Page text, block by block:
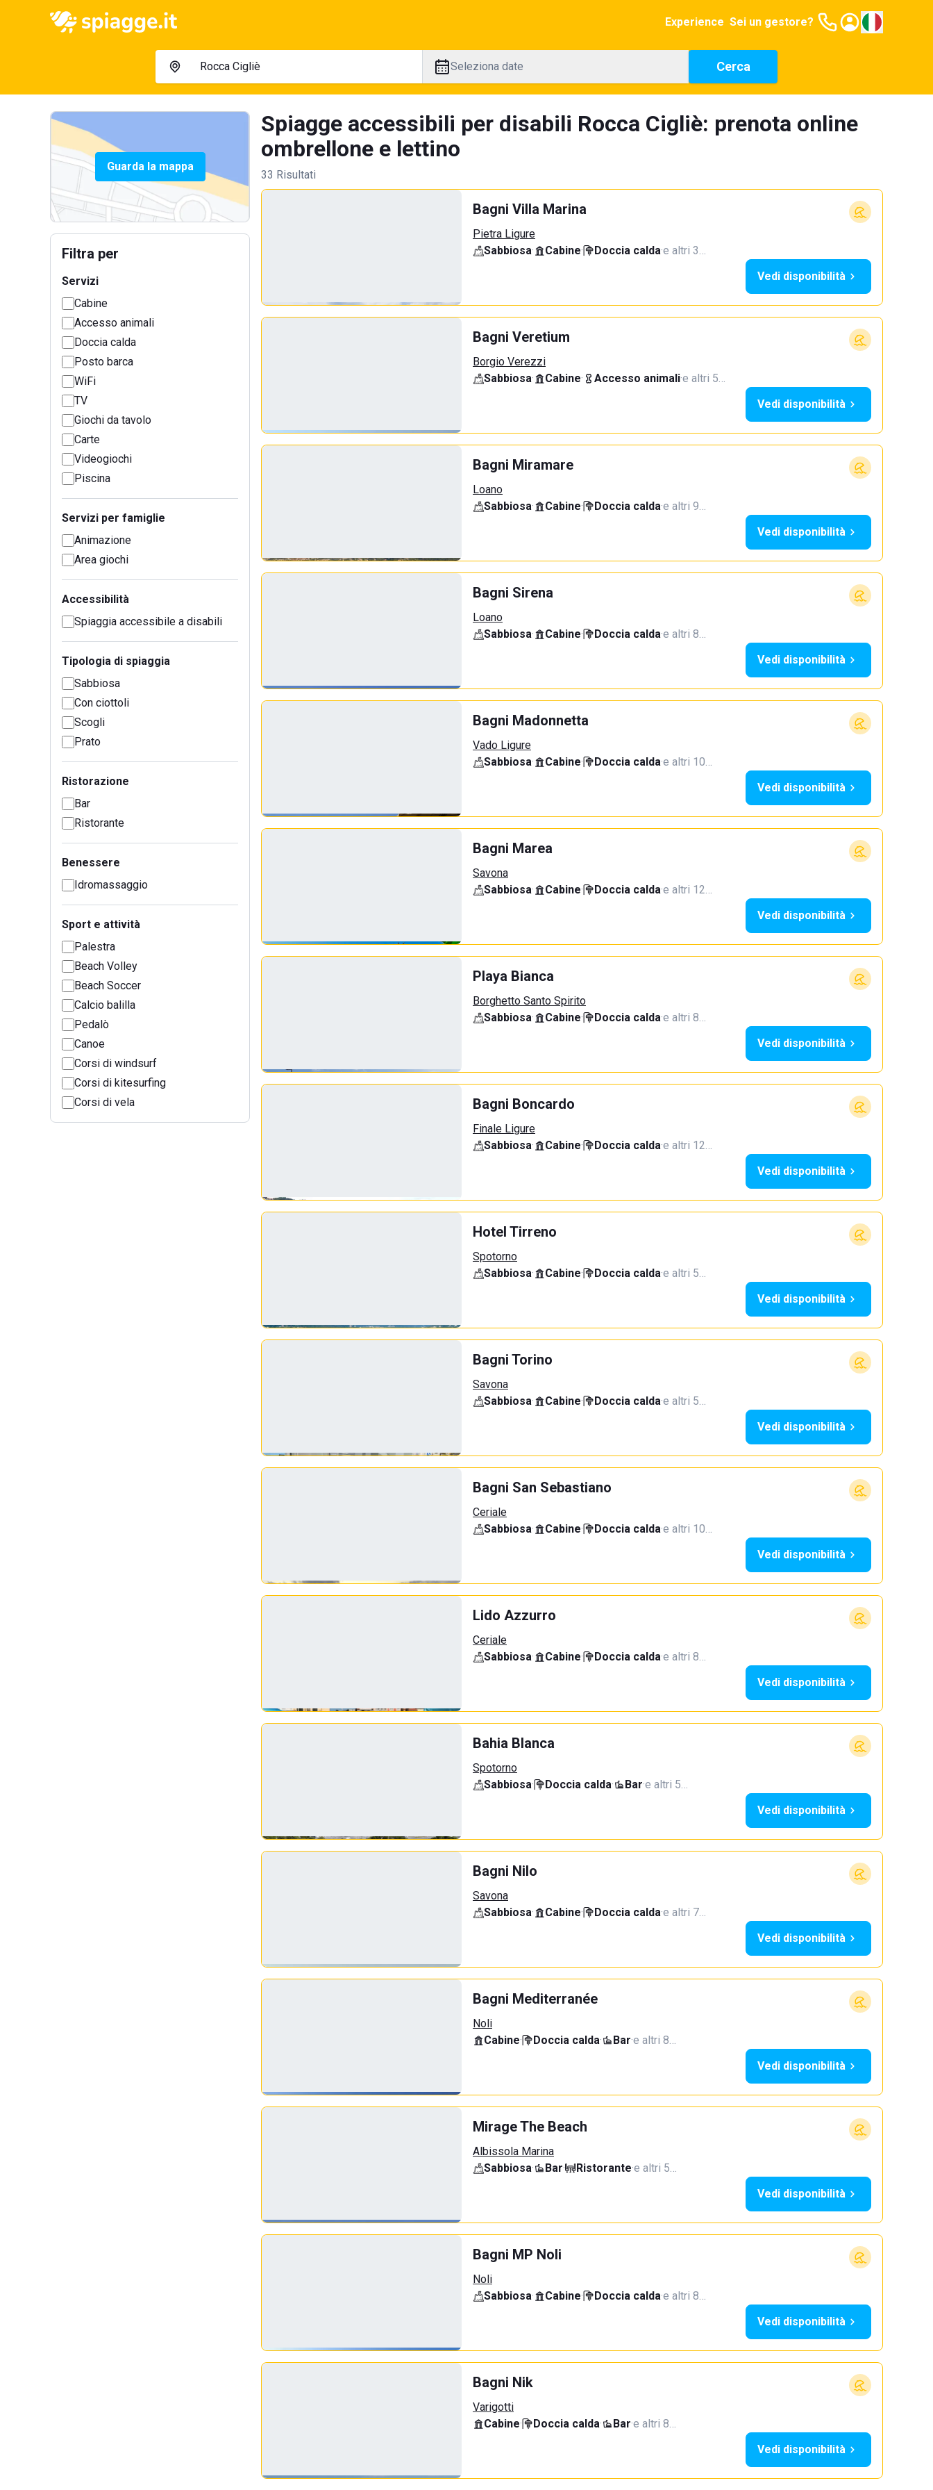
Experience Sei un gestore?
Seleziona date Cerca
Guarda la mappa
Filtra per
Servizi
Cabine
Accesso animali
Doccia calda
Posto barca
WiFi
TV
Giochi da tavolo
Carte
Videogiochi
Piscina
Servizi per famiglie
Animazione
Area giochi
Accessibilità
Spiaggia accessibile a disabili
Tipologia di spiaggia
Sabbiosa
Con ciottoli
Scogli
Prato
Ristorazione
Bar
Ristorante
Benessere
Idromassaggio
Sport e attività
Palestra
Beach Volley
Beach Soccer
Calcio balilla
Pedalò
Canoe
Corsi di windsurf
Corsi di kitesurfing
Corsi di vela
Spiagge accessibili per disabili Rocca Cigliè: prenota online
ombrellone e lettino
33 Risultati
Bagni Villa Marina
Pietra Ligure
Sabbiosa· Cabine· Doccia calda·e altri 3…
Vedi disponibilità
Bagni Veretium
Borgio Verezzi
Sabbiosa· Cabine· Accesso animali·e altri 5…
Vedi disponibilità
Bagni Miramare
Loano
Sabbiosa· Cabine· Doccia calda·e altri 9…
Vedi disponibilità
Bagni Sirena
Loano
Sabbiosa· Cabine· Doccia calda·e altri 8…
Vedi disponibilità
Bagni Madonnetta
Vado Ligure
Sabbiosa· Cabine· Doccia calda·e altri 10…
Vedi disponibilità
Bagni Marea
Savona
Sabbiosa· Cabine· Doccia calda·e altri 12…
Vedi disponibilità
Playa Bianca
Borghetto Santo Spirito
Sabbiosa· Cabine· Doccia calda·e altri 8…
Vedi disponibilità
Bagni Boncardo
Finale Ligure
Sabbiosa· Cabine· Doccia calda·e altri 12…
Vedi disponibilità
Hotel Tirreno
Spotorno
Sabbiosa· Cabine· Doccia calda·e altri 5…
Vedi disponibilità
Bagni Torino
Savona
Sabbiosa· Cabine· Doccia calda·e altri 5…
Vedi disponibilità
Bagni San Sebastiano
Ceriale
Sabbiosa· Cabine· Doccia calda·e altri 10…
Vedi disponibilità
Lido Azzurro
Ceriale
Sabbiosa· Cabine· Doccia calda·e altri 8…
Vedi disponibilità
Bahia Blanca
Spotorno
Sabbiosa· Doccia calda· Bar·e altri 5…
Vedi disponibilità
Bagni Nilo
Savona
Sabbiosa· Cabine· Doccia calda·e altri 7…
Vedi disponibilità
Bagni Mediterranée
Noli
Cabine· Doccia calda· Bar·e altri 8…
Vedi disponibilità
Mirage The Beach
Albissola Marina
Sabbiosa· Bar· Ristorante·e altri 5…
Vedi disponibilità
Bagni MP Noli
Noli
Sabbiosa· Cabine· Doccia calda·e altri 8…
Vedi disponibilità
Bagni Nik
Varigotti
Cabine· Doccia calda· Bar·e altri 8…
Vedi disponibilità